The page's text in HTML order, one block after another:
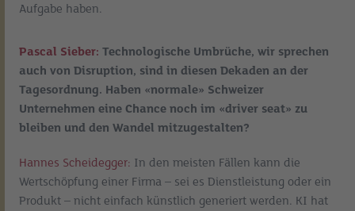
Aufgabe haben.
Pascal Sieber: Technologische Umbrüche, wir sprechen
auch von Disruption, sind in diesen Dekaden an der
Tagesordnung. Haben «normale» Schweizer
Unternehmen eine Chance noch im «driver seat» zu
bleiben und den Wandel mitzugestalten?
Hannes Scheidegger: In den meisten Fällen kann die
Wertschöpfung einer Firma – sei es Dienstleistung oder ein
Produkt – nicht einfach künstlich generiert werden. KI hat